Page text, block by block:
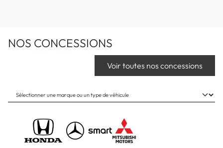
NOS CONCESSIONS
Voir toutes nos concessions